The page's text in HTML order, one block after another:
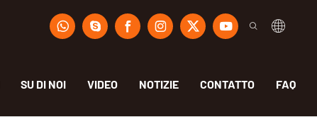
SU DI NOI VIDEO NOTIZIE CONTATTO FAQ